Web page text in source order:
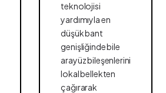
teknolojisi
yardımıyla en
düşük bant
genişliğinde bile
arayüz bileşenlerini
lokal bellekten
çağırarak